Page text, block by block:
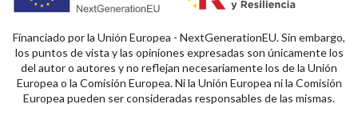
Financiado por la Unión Europea - NextGenerationEU. Sin embargo,
los puntos de vista y las opiniones expresadas son únicamente los
del autor o autores y no reflejan necesariamente los de la Unión
Europea o la Comisión Europea. Ni la Unión Europea ni la Comisión
Europea pueden ser consideradas responsables de las mismas.